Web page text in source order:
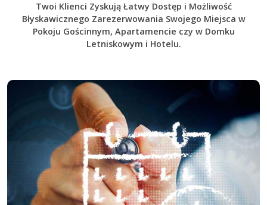
Twoi Klienci Zyskują Łatwy Dostęp i Możliwość
Błyskawicznego Zarezerwowania Swojego Miejsca w
Pokoju Gościnnym, Apartamencie czy w Domku
Letniskowym i Hotelu.